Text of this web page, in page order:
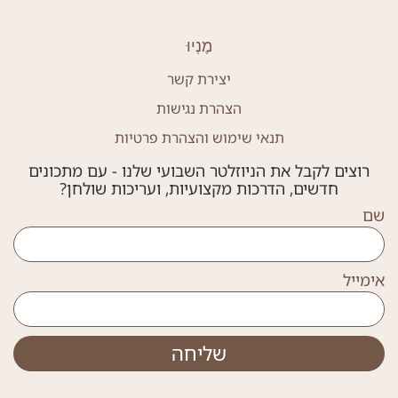
מֶנְיוּ
יצירת קשר
הצהרת נגישות
תנאי שימוש והצהרת פרטיות
רוצים לקבל את הניוזלטר השבועי שלנו - עם מתכונים
חדשים, הדרכות מקצועיות, ועריכות שולחן?
שם
אימייל
שליחה